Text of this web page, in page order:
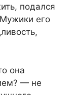
подался
его
она
— не